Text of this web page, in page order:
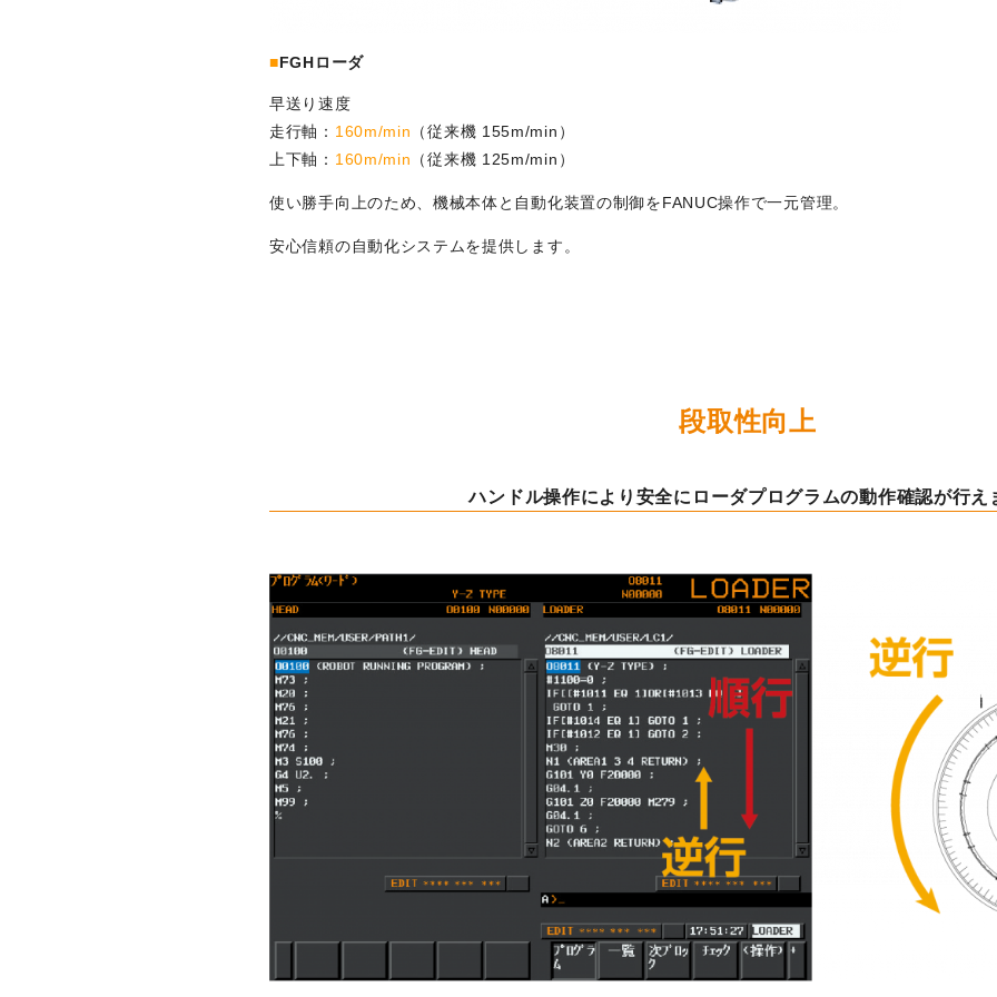
■FGHローダ
早送り速度
走行軸： 160m/min （従来機 155m/min）
上下軸： 160m/min （従来機 125m/min）
使い勝手向上のため、機械本体と自動化装置の制御をFANUC操作で一元管理。
安心信頼の自動化システムを提供します。
段取性向上
ハンドル操作により安全にローダプログラムの動作確認が行え